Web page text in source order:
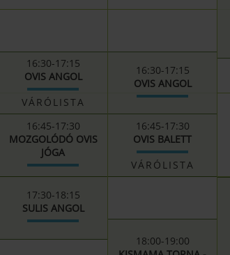
16:30-17:15
OVIS ANGOL
VÁRÓLISTA
16:45-17:30
MOZGOLÓDÓ OVIS
JÓGA
17:30-18:15
SULIS ANGOL
16:30-17:15
OVIS ANGOL
16:45-17:30
OVIS BALETT
VÁRÓLISTA
18:00-19:00